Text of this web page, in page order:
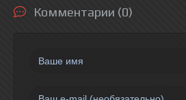
Комментарии (0)